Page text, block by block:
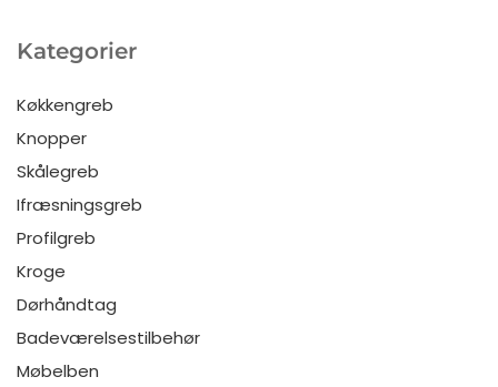
Kategorier
Køkkengreb
Knopper
Skålegreb
Ifræsningsgreb
Profilgreb
Kroge
Dørhåndtag
Badeværelsestilbehør
Møbelben